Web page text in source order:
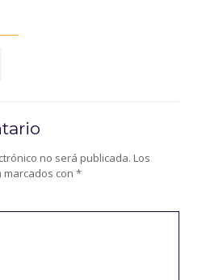
no será publicada. Los
con *